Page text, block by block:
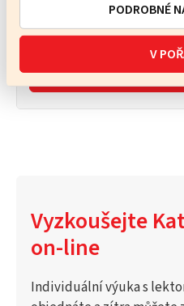
V
PODROBNÉ
E-BOOK English File 4th
Vyzkoušejte
on-line
Individuální výuka s